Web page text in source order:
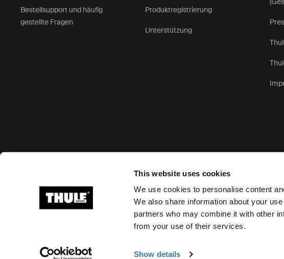
This website uses cookies
We use cookies to personalise content
We also share information about your
partners who may combine it with other
from your use of their services.
Show details
Bestellsupport und häufig
gestellte Fragen
Produktregistrierung
Unterstützung
Ⓒ 2026 Thule Group Alle Rechte vorbehalten